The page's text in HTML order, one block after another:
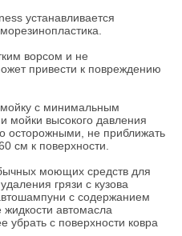
устанавливается
ворсом и не
привести к повреждению
мойку с минимальным
мойки высокого давления
осторожными, не приближать
см к поверхности.
моющих средств для
грязи с кузова
с содержанием
жидкости автомасла
убрать с поверхности ковра